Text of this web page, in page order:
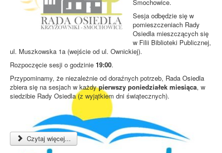
Smochowice.
Sesja odbędzie się w
pomieszczeniach Rady
Osiedla mieszczących się
w Filii Biblioteki Publicznej,
ul. Muszkowska 1a (wejście od ul. Ownickiej).
Rozpoczęcie sesji o godzinie 19:00.
Przypominamy, że niezależnie od doraźnych potrzeb, Rada Osiedla
zbiera się na sesjach w każdypierwszy poniedziałek miesiąca, w
siedzibie Rady Osiedla (z wyjątkiem dni świątecznych).
Czytaj więcej...